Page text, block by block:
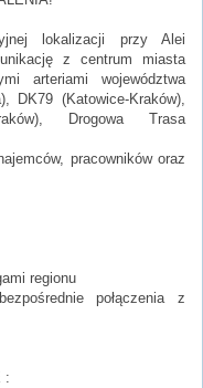
lokalizacji przy Alei
z centrum miasta
arteriami województwa
DK79 (Katowice-Kraków),
Drogowa Trasa
pracowników oraz
regionu
połączenia z
: